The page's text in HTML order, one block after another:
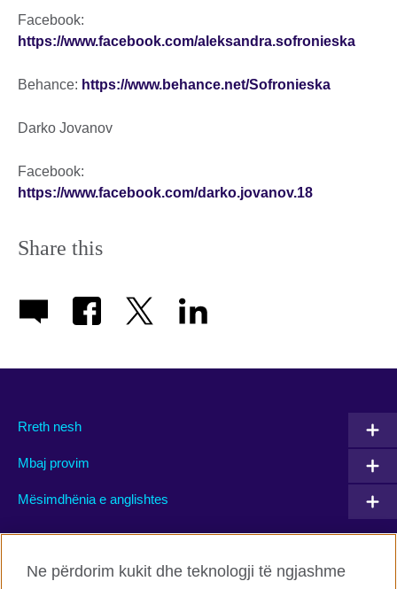
Facebook:
https://www.facebook.com/aleksandra.sofronieska
Behance: https://www.behance.net/Sofronieska
Darko Jovanov
Facebook:
https://www.facebook.com/darko.jovanov.18
Share this
Rreth nesh
Mbaj provim
Mësimdhënia e anglishtes
Ne përdorim kukit dhe teknologji të ngjashme